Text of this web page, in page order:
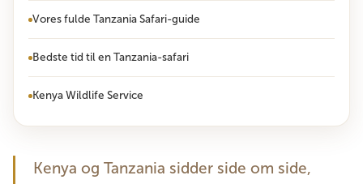
Kenya og Tanzania sidder side om side,
Vores fulde Tanzania Safari-guide
Bedste tid til en Tanzania-safari
Kenya Wildlife Service